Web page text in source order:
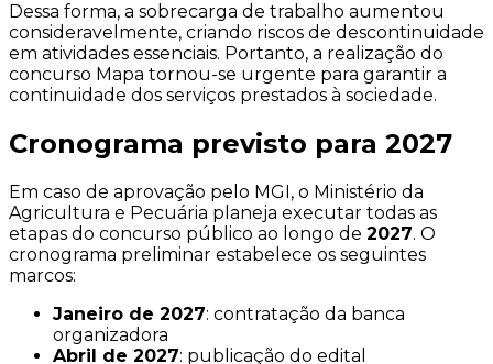
Dessa forma, a sobrecarga de trabalho aumentou
consideravelmente, criando riscos de descontinuidade
em atividades essenciais. Portanto, a realização do
concurso Mapa tornou-se urgente para garantir a
continuidade dos serviços prestados à sociedade.
Cronograma previsto para 2027
Em caso de aprovação pelo MGI, o Ministério da
Agricultura e Pecuária planeja executar todas as
etapas do concurso público ao longo de 2027. O
cronograma preliminar estabelece os seguintes
marcos:
Janeiro de 2027: contratação da banca
organizadora
Abril de 2027: publicação do edital